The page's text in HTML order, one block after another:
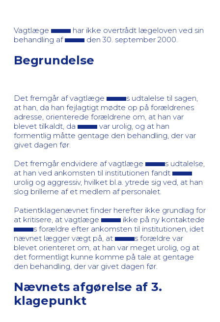
Vagtlæge
har ikke overtrådt lægeloven ved sin
behandling af
den 30. september 2000.
Begrundelse
Det fremgår af vagtlæge
s udtalelse til sagen,
at han, da han fejlagtigt mødte op på forældrenes
adresse, orienterede forældrene om, at han var
blevet tilkaldt, da
var urolig, og at han
formentlig måtte gentage den behandling, der var
givet dagen før.
Det fremgår endvidere af vagtlæge
s udtalelse,
at han ved ankomsten til institutionen fandt
urolig og aggressiv, hvilket bl.a. ytrede sig ved, at han
slog brillerne af et medlem af personalet.
Patientklagenævnet finder herefter ikke grundlag for
at kritisere, at vagtlæge
ikke på ny kontaktede
s forældre efter ankomsten til institutionen, idet
nævnet lægger vægt på, at
s forældre var
blevet orienteret om, at han var meget urolig, og at
det formentligt kunne komme på tale at gentage
den behandling, der var givet dagen før.
Nævnets afgørelse af 3.
klagepunkt